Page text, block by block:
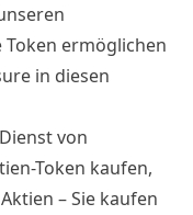
Token ermöglichen
in diesen
von
Token kaufen,
– Sie kaufen